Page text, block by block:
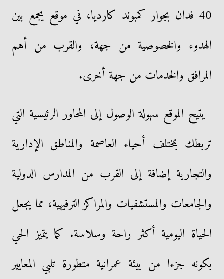
40 فدان بجوار كمبوند كارديا، في موقع يجمع بين
الهدوء والخصوصية من جهة، والقرب من أهم
المرافق والخدمات من جهة أخرى.
يتيح الموقع سهولة الوصول إلى المحاور الرئيسية التي
تربطك بمختلف أحياء العاصمة والمناطق الإدارية
والتجارية إضافة إلى القرب من المدارس الدولية
والجامعات والمستشفيات والمراكز الترفيهية، مما يجعل
الحياة اليومية أكثر راحة وسلاسة. كما يتميز الحي
بكونه جزءا من بيئة عمرانية متطورة تلبي المعايير